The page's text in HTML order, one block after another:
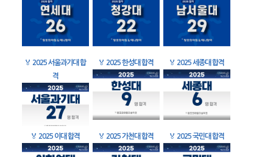
🏅 2025 서울과기대 합
격
🏅 2025 한성대 합격 🏅 2025 세종대 합격
🏅 2025 이대 합격 🏅 2025 가천대 합격 🏅 2025 국민대 합격